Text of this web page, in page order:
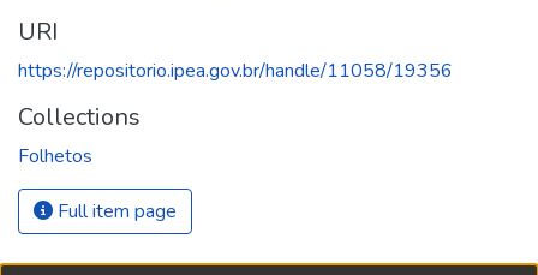
URI
https://repositorio.ipea.gov.br/handle/11058/19356
Collections
Folhetos
Full item page